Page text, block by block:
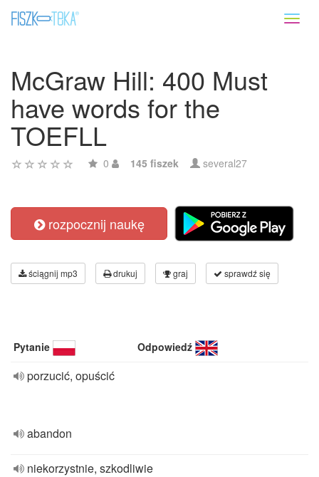
McGraw Hill: 400 Must
have words for the
TOEFLL
0 145 fiszek several27
rozpocznij naukę
ściągnij mp3 drukuj graj sprawdź się
Pytanie Odpowiedź
porzucić, opuścić
abandon
niekorzystnie, szkodliwie